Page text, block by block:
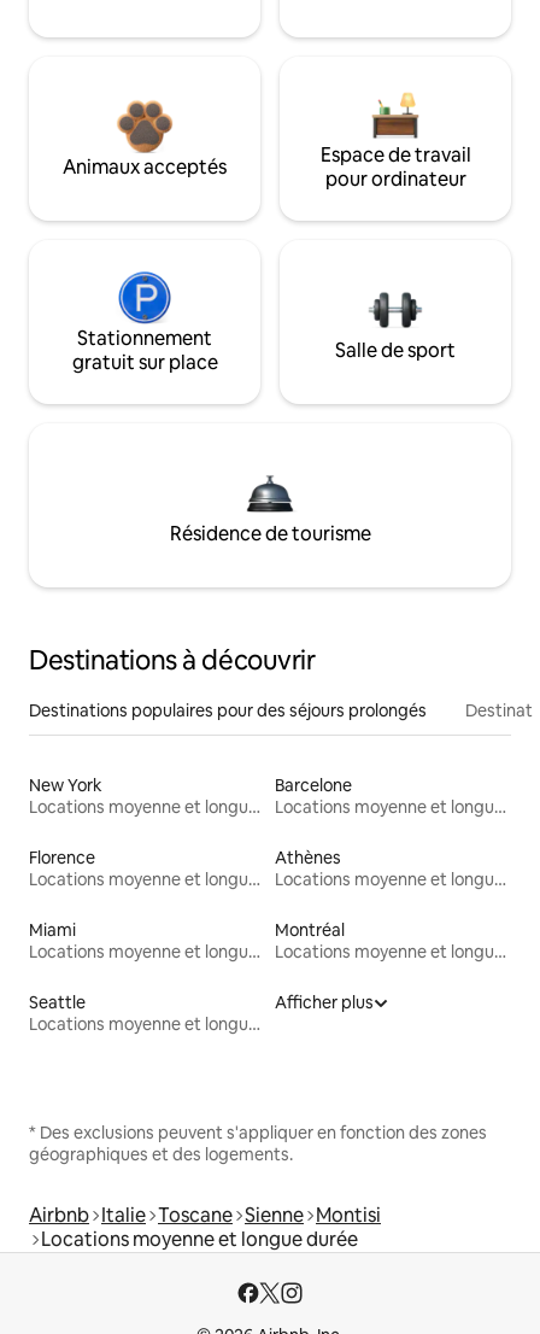
Animaux acceptés
Espace de travail
pour ordinateur
Stationnement
gratuit sur place
Salle de sport
Résidence de tourisme
Destinations à découvrir
Destinations populaires pour des séjours prolongés
New York
Locations moyenne et longue durée
Barcelone
Locations moyenne et longue durée
Florence
Locations moyenne et longue durée
Athènes
Locations moyenne et longue durée
Miami
Locations moyenne et longue durée
Montréal
Locations moyenne et longue durée
Seattle
Locations moyenne et longue durée
Afficher plus
* Des exclusions peuvent s'appliquer en fonction des zones
géographiques et des logements.
Airbnb Italie Toscane Sienne Montisi
Locations moyenne et longue durée